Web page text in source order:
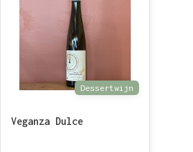
Dessertwijn
Veganza Dulce